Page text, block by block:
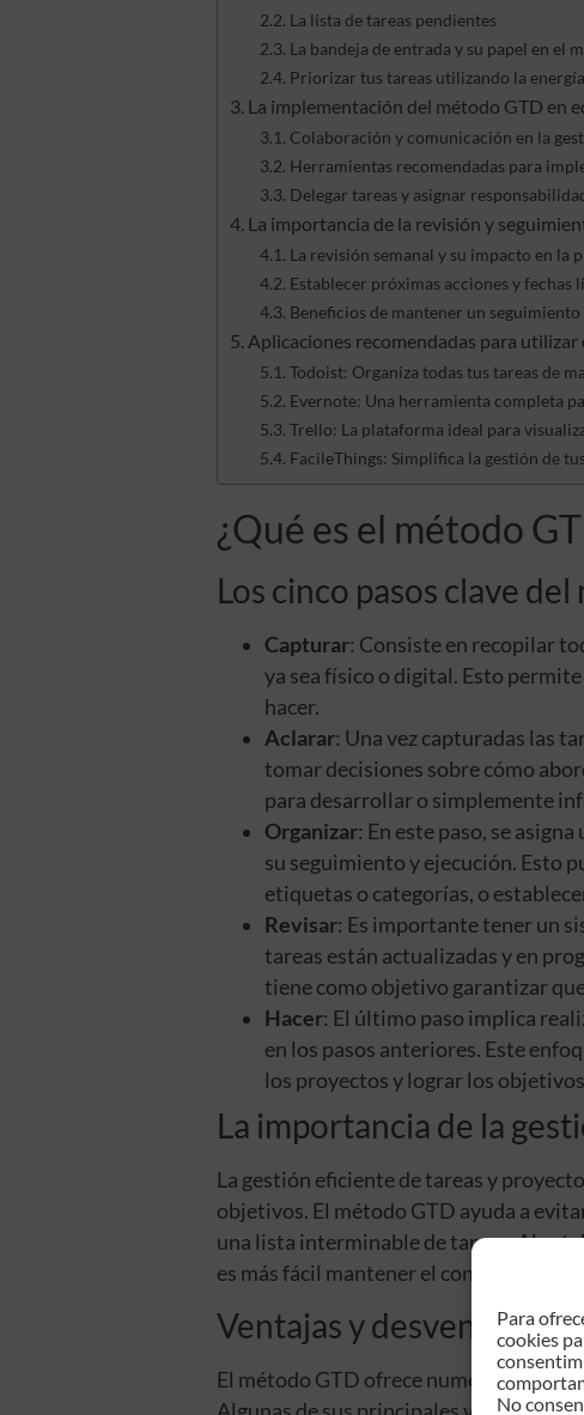
Para
cookies
No
La lista de tareas pendientes
La bandeja de entrada y su papel en el
Priorizar tus tareas utilizando la
La implementación del método GTD en
Colaboración y comunicación en la
Herramientas recomendadas para
Delegar tareas y asignar
La importancia de la revisión y
La revisión semanal y su impacto en la
Establecer próximas acciones y fechas
Beneficios de mantener un
Aplicaciones recomendadas para utilizar
Todoist: Organiza todas tus tareas de
Evernote: Una herramienta completa
Trello: La plataforma ideal para
FacileThings: Simplifica la gestión de
¿Qué es el método
Los cinco pasos clave
Capturar: Consiste en recopilar
ya sea físico o digital. Esto
hacer.
Aclarar: Una vez capturadas las
tomar decisiones sobre cómo
para desarrollar o simplemente
Organizar: En este paso, se
su seguimiento y ejecución. Esto
etiquetas o categorías, o
Revisar: Es importante tener un
tareas están actualizadas y en
tiene como objetivo garantizar
Hacer: El último paso implica
en los pasos anteriores. Este
los proyectos y lograr los
La importancia de la
La gestión eficiente de tareas y
objetivos. El método GTD ayuda a
una lista interminable de tareas. Al
es más fácil mantener el control y
Ventajas y desventajas
El método GTD ofrece numerosas